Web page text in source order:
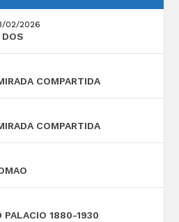
02/2026
COMPARTIDA
COMPARTIDA
PALACIO 1880-1930